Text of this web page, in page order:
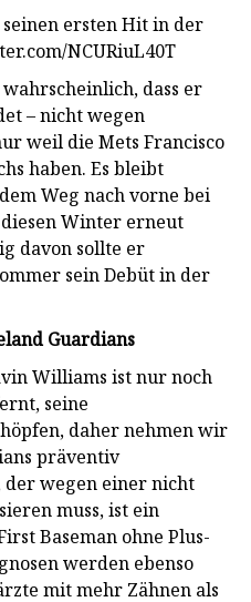
ersten Hit in der
NCURiuL40T
dass er
– nicht wegen
weil die Mets Francisco
haben. Es bleibt
Weg nach vorne bei
Winter erneut
davon sollte er
sein Debüt in der
Guardians
Williams ist nur noch
seine
daher nehmen wir
präventiv
der wegen einer nicht
muss, ist ein
Baseman ohne Plus-
werden ebenso
mit mehr Zähnen als